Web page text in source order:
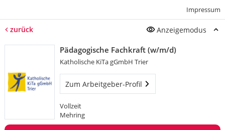
Impressum
zurück Anzeigemodus
Pädagogische Fachkraft (w/m/d)
Katholische KiTa gGmbH Trier
Zum Arbeitgeber-Profil
Vollzeit
Mehring